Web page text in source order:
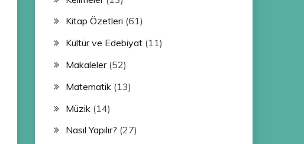
Kitap Özetleri (61)
Kültür ve Edebiyat(11)
Makaleler(52)
Matematik(13)
Müzik(14)
Nasıl Yapılır? (27)